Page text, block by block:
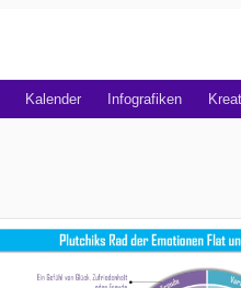
Kalender Infografiken